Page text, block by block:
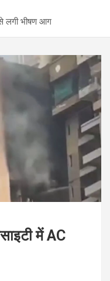
लगी भीषण आग
में AC